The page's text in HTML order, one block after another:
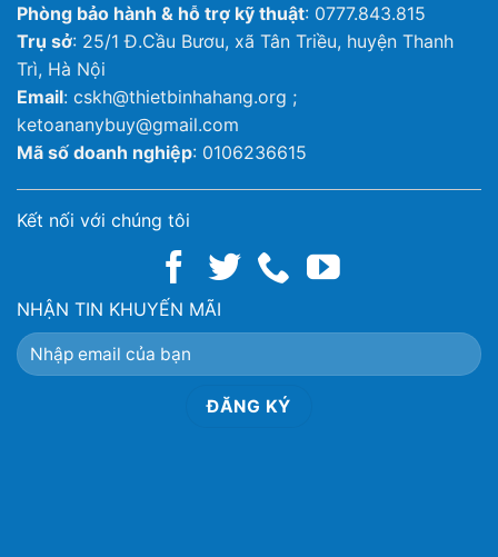
Phòng bảo hành & hỗ trợ kỹ thuật: 0777.843.815
Trụ sở: 25/1 Đ.Cầu Bươu, xã Tân Triều, huyện Thanh
Trì, Hà Nội
Email: cskh@thietbinhahang.org ;
ketoananybuy@gmail.com
Mã số doanh nghiệp: 0106236615
Kết nối với chúng tôi
NHẬN TIN KHUYẾN MÃI